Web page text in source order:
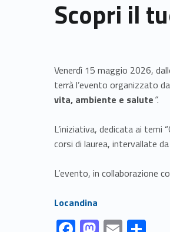
Scopri il
Venerdì 15 maggio 2026,
terrà l’evento organizzato
vita, ambiente e salute”.
L’iniziativa, dedicata ai temi
corsi di laurea, intervallate
L’evento, in collaborazione
Link identifier #identifier__80527-1Locandina
Link identifier #identifier__108817-1
Link identifier #identifier__142867-2 Link identifier #identifier__105306-3 Link identifier #identifier__175503-4